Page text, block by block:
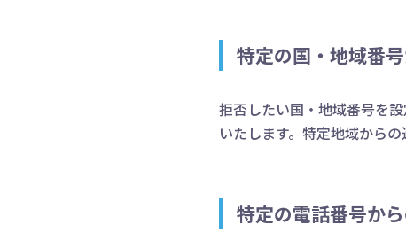
特定の国・地域番
拒否したい国・地域番号を
いたします。特定地域から
特定の電話番号か